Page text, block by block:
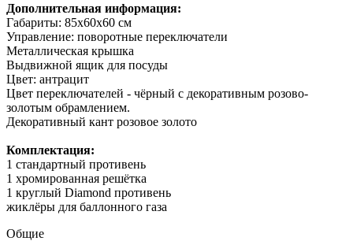
Дополнительная информация:
Габариты: 85x60x60 см
Управление: поворотные переключатели
Металлическая крышка
Выдвижной ящик для посуды
Цвет: антрацит
Цвет переключателей - чёрный с декоративным розово-
золотым обрамлением.
Декоративный кант розовое золото
Комплектация:
1 стандартный противень
1 хромированная решётка
1 круглый Diamond противень
жиклёры для баллонного газа
Общие